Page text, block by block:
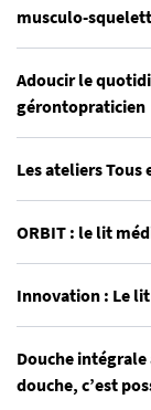
musculo-
Adoucir le
gérontopraticien
Les ateliers Tous
ORBIT : le lit
Innovation : Le
Douche
douche, c’est